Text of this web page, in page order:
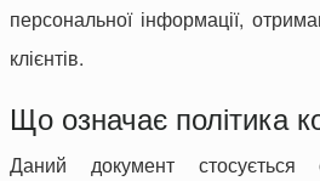
персональної інформації,
клієнтів.
Що означає політика
Даний документ стосується